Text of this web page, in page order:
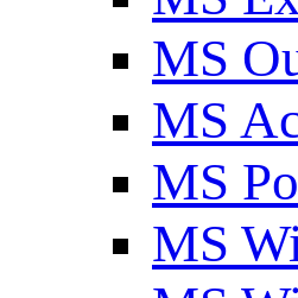
MS
MS
MS
MS